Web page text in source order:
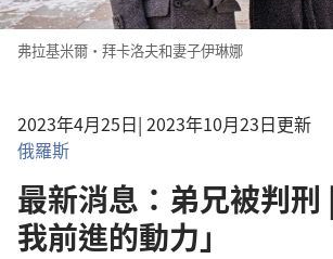
弗拉基米爾·拜卡洛夫和妻子伊琳娜
2023年4月25日| 2023年10月23日更新
俄羅斯
最新消息：弟兄被判刑
我前進的動力」